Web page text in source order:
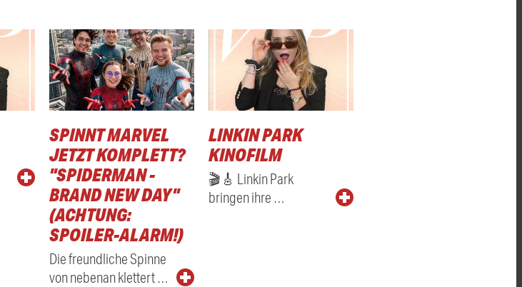
SPINNT MARVEL
JETZT KOMPLETT?
"SPIDERMAN -
BRAND NEW DAY"
(ACHTUNG:
SPOILER-ALARM!)
Die freundliche Spinne
von nebenan klettert …
LINKIN PARK
KINOFILM
🎬🎸 Linkin Park
bringen ihre …